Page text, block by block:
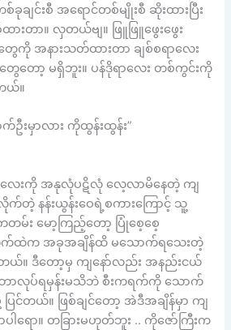
ျင်းစီ အရောင်တစ်မျိုးစီ ဆိုးထားပြီး
ားတာ။ လှတယ်ဗျ။ ဖြူဖြူဖွေးဖွေး
ကို အနားသတ်ထားတာ ချစ်စရာလေး
တော့ မရှိဘူး။ ပန်ဒိုရာလေး တစ်ကွင်းကို
ယ်။
းမှာလား ကိုထွန်းထွန်း”
ေးကို အနုလုံပဋိလုံ လေ့လာမိနေတဲ့ ကျ
က်တဲ့ နန်းယွန်းဝေရဲ့စကားကြောင့် သူ့
မ်း မော့ကြည့်တော့ ပြုံစေ့စေ့
လက်ထဲက အခုအချိန်ထိ မသောက်ရသေးတဲ့
တယ်။ ဒီတော့မှ ကျနော်လည်း အနည်းငယ်
ဘာလုပ်ရမှန်းမသိဘဲ စီးကရက်ကို သောက်
င်တယ်။ ဖြစ်ချင်တော့ အဲဒီအချိန်မှာ ကျ
ပါရော။ တခြားမဟုတ်ဘူး .. ကိုဇော်ကြီးက